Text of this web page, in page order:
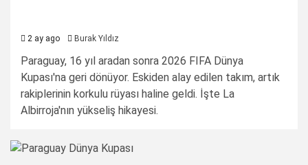
2 ay ago Burak Yıldız
Paraguay, 16 yıl aradan sonra 2026 FIFA Dünya
Kupası'na geri dönüyor. Eskiden alay edilen takım, artık
rakiplerinin korkulu rüyası haline geldi. İşte La
Albirroja'nın yükseliş hikayesi.